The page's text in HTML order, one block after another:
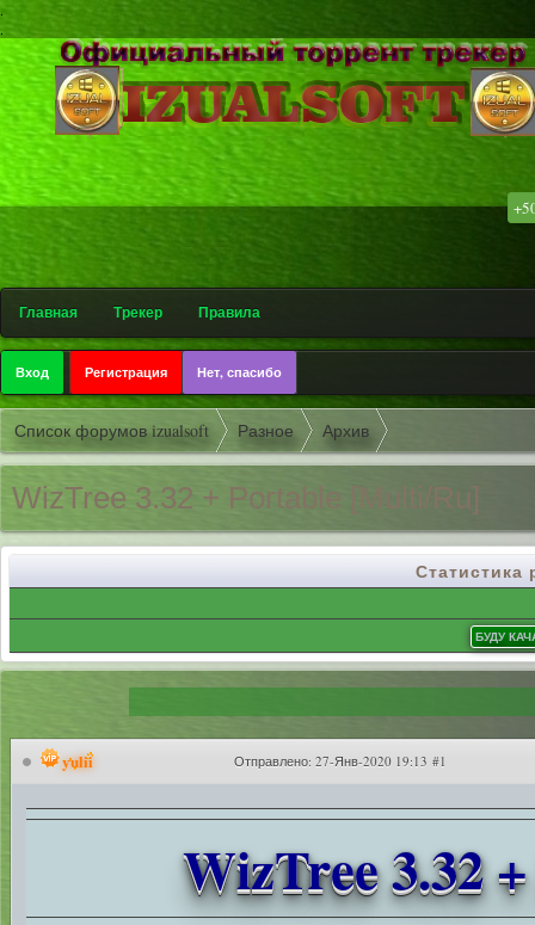
.
.
Главная Трекер Правила
Вход Регистрация Нет, спасибо
Список форумов izualsoft Разное Архив
WizTree 3.32 + Portable [Multi/Ru]
Статистика
yulii Отправлено: 27-Янв-2020 19:13 #1
WizTree 3.32